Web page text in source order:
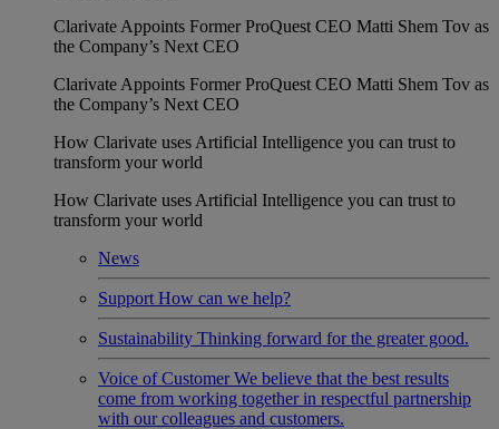
Clarivate Appoints Former ProQuest CEO Matti Shem Tov as
the Company’s Next CEO
Clarivate Appoints Former ProQuest CEO Matti Shem Tov as
the Company’s Next CEO
How Clarivate uses Artificial Intelligence you can trust to
transform your world
How Clarivate uses Artificial Intelligence you can trust to
transform your world
News
Support How can we help?
Sustainability Thinking forward for the greater good.
Voice of Customer We believe that the best results
come from working together in respectful partnership
with our colleagues and customers.